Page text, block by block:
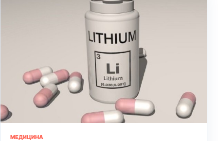
МЕДИЦИНА